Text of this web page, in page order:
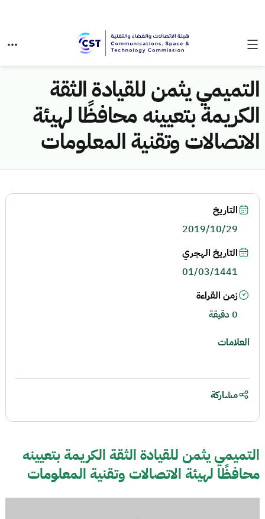
التميمي يثمن للقيادة الثقة
الكريمة بتعيينه محافظًا لهيئة
الاتصالات وتقنية المعلومات
التميمي يثمن للقيادة الثقة الكريمة بتعيينه
محافظًا لهيئة الاتصالات وتقنية المعلومات
التاريخ
2019/10/29
التاريخ الهجري
01/03/1441
زمن القراءة
0 دقيقة
العلامات
مشاركة